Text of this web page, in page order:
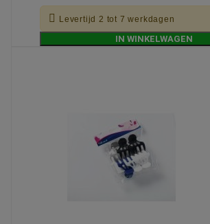
 Levertijd 2 tot 7 werkdagen
IN WINKELWAGEN